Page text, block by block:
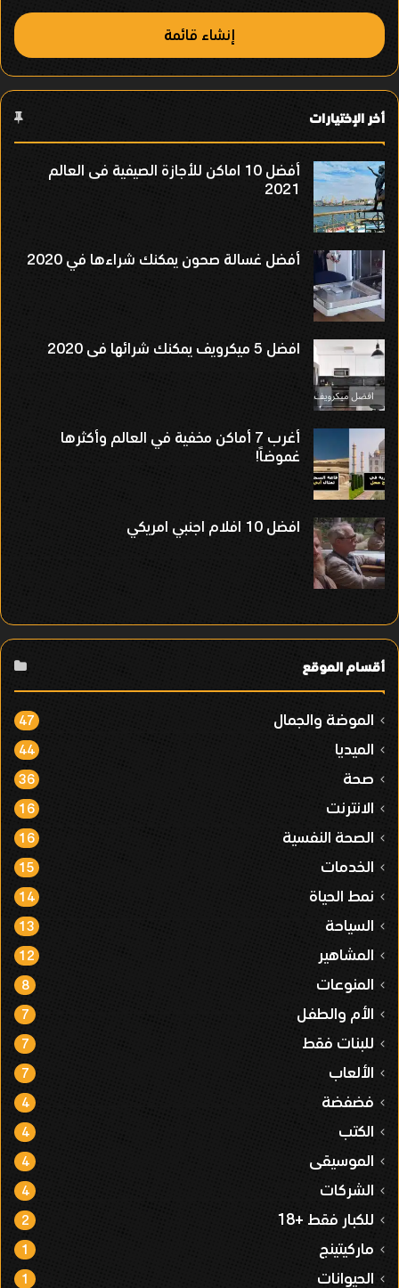
إنشاء قائمة
أخر الإختيارات
أفضل 10 اماكن للأجازة الصيفية فى العالم
2021
أفضل غسالة صحون يمكنك شراءها في 2020
افضل 5 ميكرويف يمكنك شرائها فى 2020
أغرب 7 أماكن مخفية في العالم وأكثرها
غموضاً!
افضل 10 افلام اجنبي امريكي
أقسام الموقع
الموضة والجمال 47
الميديا 44
صحة 36
الانترنت 16
الصحة النفسية 16
الخدمات 15
نمط الحياة 14
السياحة 13
المشاهير 12
المنوعات 8
الأم والطفل 7
للبنات فقط 7
الألعاب 7
فضفضة 4
الكتب 4
الموسيقى 4
الشركات 4
للكبار فقط +18 2
ماركيتينج 1
الحيوانات 1